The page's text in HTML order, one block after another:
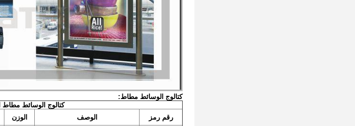
كتالوج الوسائط مطاط:
كتالوج الوسائط مطاط
رقم رمز
الوصف الوزن